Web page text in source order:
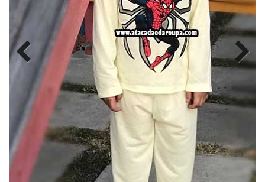
MODA
FITNESS
MODA
GRIFE
INFANTIL
MODA
INTIMA
MODA
INVERNO